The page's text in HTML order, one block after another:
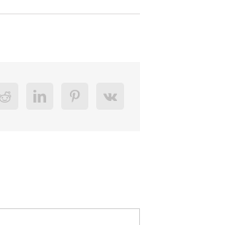
Reddit LinkedInPinterest
Vk